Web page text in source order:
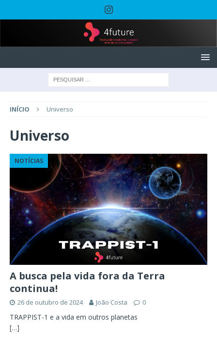
INÍCIO Universo
Universo
NOTÍCIAS
A busca pela vida fora da Terra
continua!
26 de outubro de 2024 João Costa 0
TRAPPIST-1 e a vida em outros planetas
[…]